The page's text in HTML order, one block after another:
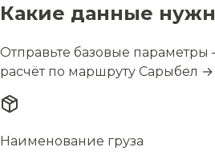
Какие данные
Отправьте базовые
расчёт по маршруту Сарыбел
Наименование груза